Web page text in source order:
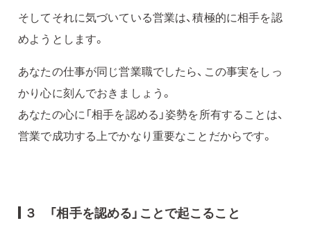
そしてそれに気づいている営業は、積極的に相手を認
めようとします。
あなたの仕事が同じ営業職でしたら、この事実をしっ
かり心に刻んでおきましょう。
あなたの心に「相手を認める」姿勢を所有することは、
営業で成功する上でかなり重要なことだからです。
３ 「相手を認める」ことで起こること